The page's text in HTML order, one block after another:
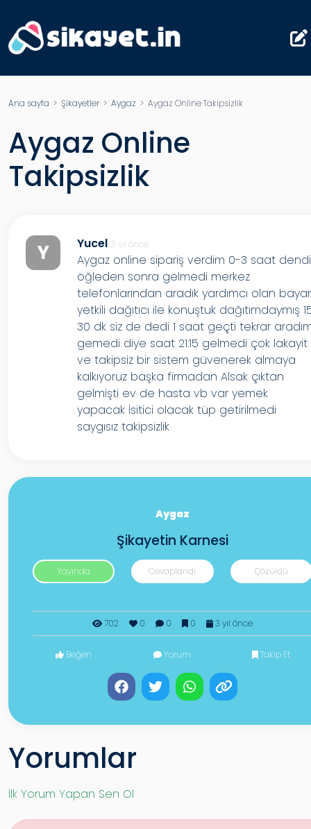
Ana sayfa > Şikayetler> Aygaz > Aygaz Online Takipsizlik
Aygaz Online
Takipsizlik
Y Yucel 3 yıl önce
Aygaz online sipariş verdim 0-3 saat dendi
öğleden sonra gelmedi merkez
telefonlarından aradık yardımcı olan
yetkili dağıtıcı ile konuştuk dağıtımdaymış
30 dk siz de dedi 1 saat geçti tekrar
gemedi diye saat 21:15 gelmedi çok lakayit
ve takipsiz bir sistem güvenerek almaya
kalkıyoruz başka firmadan Alsak çıktan
gelmişti ev de hasta vb var yemek
yapacak İsitici olacak tüp getirilmedi
saygısız takipsizlik
Aygaz
Şikayetin Karnesi
Yayında Cevaplandı Çözüldü
702 0 0 0 3 yıl önce
Beğen Yorum Takip Et
Yorumlar
İlk Yorum Yapan Sen Ol